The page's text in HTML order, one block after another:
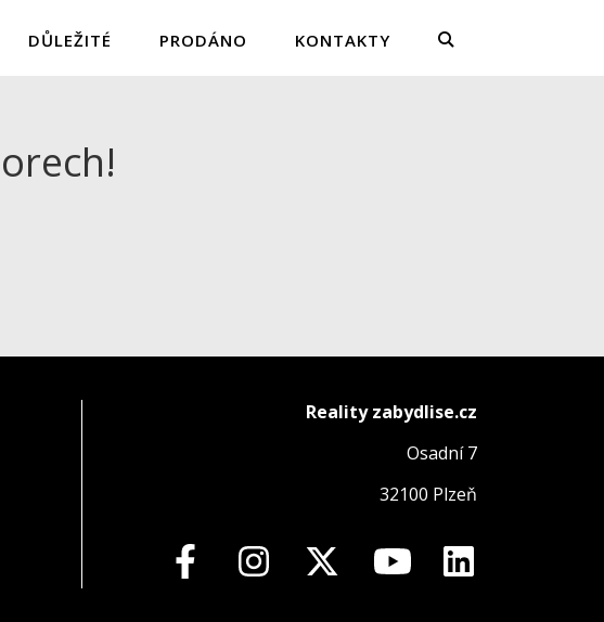
DŮLEŽITÉ PRODÁNO KONTAKTY
Reality zabydlise.cz
Osadní 7
32100 Plzeň